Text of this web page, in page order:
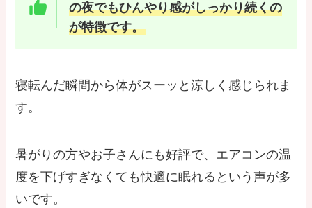
の夜でもひんやり感がしっかり続くの
が特徴です。
寝転んだ瞬間から体がスーッと涼しく感じられま
す。
暑がりの方やお子さんにも好評で、エアコンの温
度を下げすぎなくても快適に眠れるという声が多
いです。